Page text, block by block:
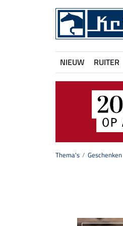
NIEUW RUITER
Thema's Geschenken